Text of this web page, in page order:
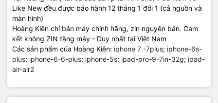
Like New đều được bảo hành 12 tháng 1 đổi 1 (cả nguồn và
màn hình)
Hoàng Kiên chỉ bán máy chính hãng, zin nguyên bản. Cam
kết không ZIN tặng máy - Duy nhất tại Việt Nam
Các sản phẩm của Hoàng Kiên: iphone 7 -7plus; iphone-6s-
plus; iphone-6-6-plus; iphone-5s; ipad-pro-9-7in-32g; ipad-
air-air2